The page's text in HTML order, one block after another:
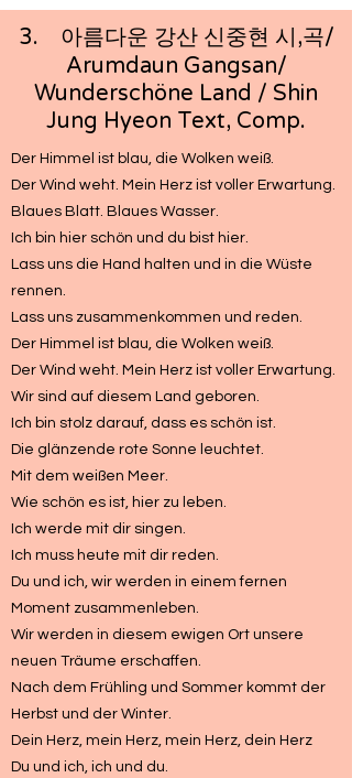
3. 아름다운 강산 신중현 시,곡/
Arumdaun Gangsan/
Wunderschöne Land / Shin
Jung Hyeon Text, Comp.
Der Himmel ist blau, die Wolken weiß.
Der Wind weht. Mein Herz ist voller Erwartung.
Blaues Blatt. Blaues Wasser.
Ich bin hier schön und du bist hier.
Lass uns die Hand halten und in die Wüste
rennen.
Lass uns zusammenkommen und reden.
Der Himmel ist blau, die Wolken weiß.
Der Wind weht. Mein Herz ist voller Erwartung.
Wir sind auf diesem Land geboren.
Ich bin stolz darauf, dass es schön ist.
Die glänzende rote Sonne leuchtet.
Mit dem weißen Meer.
Wie schön es ist, hier zu leben.
Ich werde mit dir singen.
Ich muss heute mit dir reden.
Du und ich, wir werden in einem fernen
Moment zusammenleben.
Wir werden in diesem ewigen Ort unsere
neuen Träume erschaffen.
Nach dem Frühling und Sommer kommt der
Herbst und der Winter.
Dein Herz, mein Herz, mein Herz, dein Herz
Du und ich, ich und du.